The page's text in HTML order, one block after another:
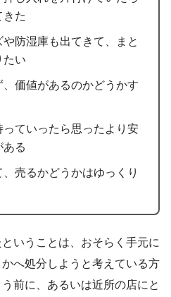
きた
防湿庫も出てきて、まと
たい
価値があるのかどうかす
っていったら思ったより安
ある
売るかどうかはゆっくり
いうことは、おそらく手元に
へ処分しようと考えている方
前に、あるいは近所の店にと